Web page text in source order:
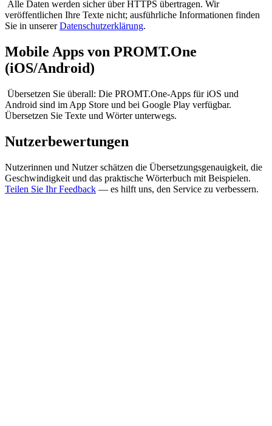
Alle Daten werden sicher über HTTPS übertragen. Wir
veröffentlichen Ihre Texte nicht; ausführliche Informationen finden
Sie in unsererDatenschutzerklärung.
Mobile Apps von PROMT.One
(iOS/Android)
Übersetzen Sie überall: Die PROMT.One-Apps für iOS und
Android sind im App Store und bei Google Play verfügbar.
Übersetzen Sie Texte und Wörter unterwegs.
Nutzerbewertungen
Nutzerinnen und Nutzer schätzen die Übersetzungsgenauigkeit, die
Geschwindigkeit und das praktische Wörterbuch mit Beispielen.
Teilen Sie Ihr Feedback — es hilft uns, den Service zu verbessern.